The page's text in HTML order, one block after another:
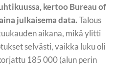
kertoo Bureau of
julkaisema data.Talous
aikana, mikä ylitti
selvästi, vaikka luku oli
185 000 (alun perin